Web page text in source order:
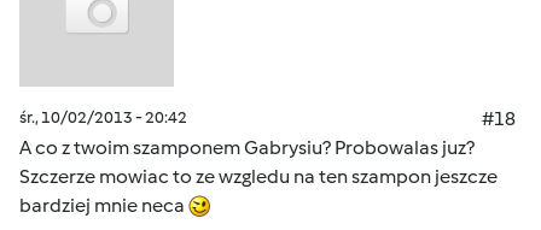
śr., 10/02/2013 - 20:42
#18
A co z twoim szamponem Gabrysiu? Probowalas juz?
Szczerze mowiac to ze wzgledu na ten szampon jeszcze
bardziej mnie neca